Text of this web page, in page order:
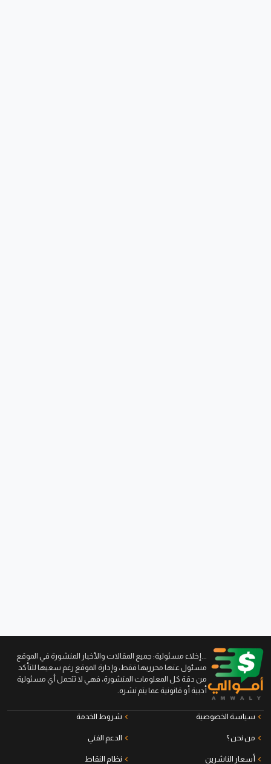
...إخلاء مسئولية: جميع المقالات والأخبار المنشورة في الموقع
مسئول عنها محرريها فقط، وإدارة الموقع رغم سعيها للتأكد
من دقة كل المعلومات المنشورة، فهي لا تتحمل أي مسئولية
أدبية أو قانونية عما يتم نشره.
سياسة الخصوصية شروط الخدمة
من نحن ؟ الدعم الفني
أسعار الناشرين نظام النقاط